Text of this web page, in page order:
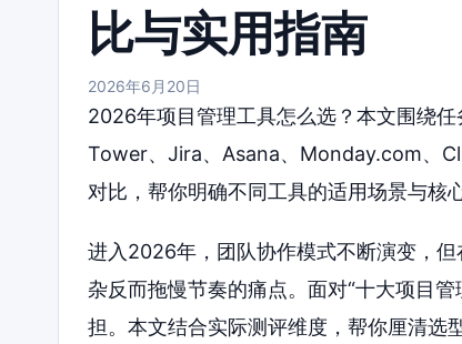
比与实用指南
2026年6月20日
2026年项目管理工具怎么选？本文围绕任
Tower、Jira、Asana、Monday.com、
对比，帮你明确不同工具的适用场景与核
进入2026年，团队协作模式不断演变，
杂反而拖慢节奏的痛点。面对“十大项目
担。本文结合实际测评维度，帮你厘清选